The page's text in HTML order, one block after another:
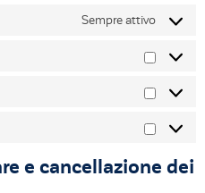
Sempre attivo
e cancellazione dei